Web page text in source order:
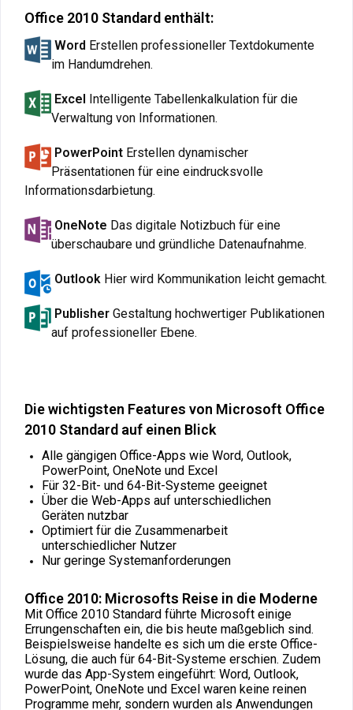
Office 2010 Standard enthält:
Word Erstellen professioneller Textdokumente
im Handumdrehen.
Excel Intelligente Tabellenkalkulation für die
Verwaltung von Informationen.
PowerPoint Erstellen dynamischer
Präsentationen für eine eindrucksvolle
Informationsdarbietung.
OneNote Das digitale Notizbuch für eine
überschaubare und gründliche Datenaufnahme.
Outlook Hier wird Kommunikation leicht gemacht.
Publisher Gestaltung hochwertiger Publikationen
auf professioneller Ebene.
Die wichtigsten Features von Microsoft Office
2010 Standard auf einen Blick
Alle gängigen Office-Apps wie Word, Outlook,
PowerPoint, OneNote und Excel
Für 32-Bit- und 64-Bit-Systeme geeignet
Über die Web-Apps auf unterschiedlichen
Geräten nutzbar
Optimiert für die Zusammenarbeit
unterschiedlicher Nutzer
Nur geringe Systemanforderungen
Office 2010: Microsofts Reise in die Moderne
Mit Office 2010 Standard führte Microsoft einige
Errungenschaften ein, die bis heute maßgeblich sind.
Beispielsweise handelte es sich um die erste Office-
Lösung, die auch für 64-Bit-Systeme erschien. Zudem
wurde das App-System eingeführt: Word, Outlook,
PowerPoint, OneNote und Excel waren keine reinen
Programme mehr, sondern wurden als Anwendungen